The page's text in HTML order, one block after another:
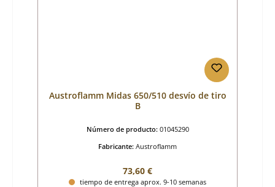
Austroflamm Midas 650/510 desvío de tiro
B
Número de producto: 01045290
Fabricante: Austroflamm
Precio normal:
73,60 €
tiempo de entrega aprox. 9-10 semanas